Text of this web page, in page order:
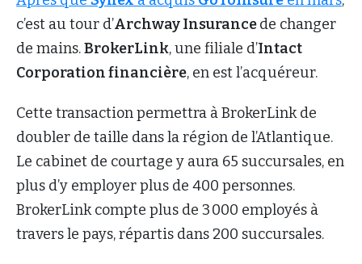
c’est au tour d’Archway Insurancede changer
de mains.BrokerLink, une filiale d’Intact
Corporation financière, en est l’acquéreur.
Cette transaction permettra à BrokerLink de
doubler de taille dans la région de l’Atlantique.
Le cabinet de courtage y aura 65 succursales, en
plus d’y employer plus de 400 personnes.
BrokerLink compte plus de 3 000 employés à
travers le pays, répartis dans 200 succursales.